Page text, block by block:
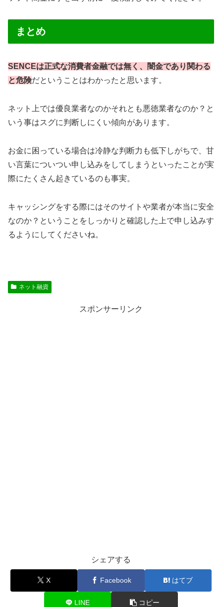
まとめ
SENCEは正式な消費者金融では無く、闇金であり関わる
と危険だということはわかったと思います。
ネット上では優良業者なのかそれとも悪徳業者なのか？と
いう事はスグに判断しにくい傾向があります。
お金に困っている場合は冷静な判断力も低下しがちで、甘
い言葉についつい申し込みをしてしまうといったことが実
際にたくさん起きているのも事実。
キャッシングをする際にはそのサイトや業者が本当に安全
なのか？ということをしっかりと確認した上で申し込みす
るようにしてくださいね。
ネット融資
スポンサーリンク
シェアする
X Facebook はてブ
LINE コピー